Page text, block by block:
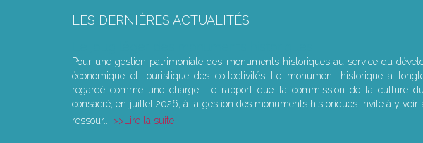
LES DERNIÈRES ACTUALITÉS
Pour une gestion patrimoniale des monuments historiques au service du
économique et touristique des collectivités Le monument historique a
regardé comme une charge. Le rapport que la commission de la culture
consacré, en juillet 2026, à la gestion des monuments historiques invite à y voir
ressour...
Lire la suite